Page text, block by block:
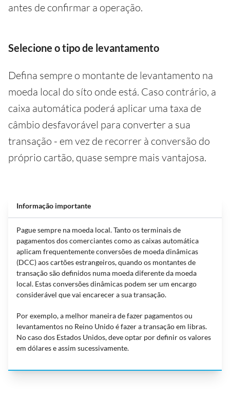
antes de confirmar a operação.
Selecione o tipo de levantamento
Defina sempre o montante de levantamento na
moeda local do síto onde está. Caso contrário, a
caixa automática poderá aplicar uma taxa de
câmbio desfavorável para converter a sua
transação - em vez de recorrer à conversão do
próprio cartão, quase sempre mais vantajosa.
Informação importante
Pague sempre na moeda local. Tanto os terminais de
pagamentos dos comerciantes como as caixas automática
aplicam frequentemente conversões de moeda dinâmicas
(DCC) aos cartões estrangeiros, quando os montantes de
transação são definidos numa moeda diferente da moeda
local. Estas conversões dinâmicas podem ser um encargo
considerável que vai encarecer a sua transação.
Por exemplo, a melhor maneira de fazer pagamentos ou
levantamentos no Reino Unido é fazer a transação em libras.
No caso dos Estados Unidos, deve optar por definir os valores
em dólares e assim sucessivamente.